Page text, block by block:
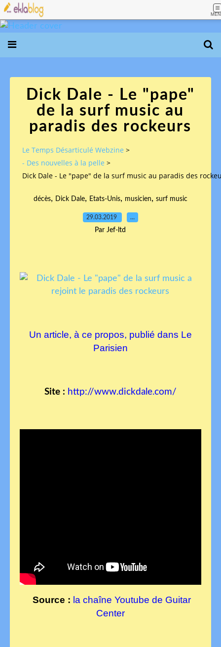
Dick Dale - Le "pape"
de la surf music au
paradis des rockeurs
Le Temps Désarticulé Webzine >
- Des nouvelles à la pelle >
Dick Dale - Le "pape" de la surf music au paradis des
décès, Dick Dale, Etats-Unis, musicien, surf music
29.03.2019 …
Par Jef-ltd
Un article, à ce propos, publié dans Le
Parisien
Site : http://www.dickdale.com/
Source : la chaîne Youtube de Guitar
Center